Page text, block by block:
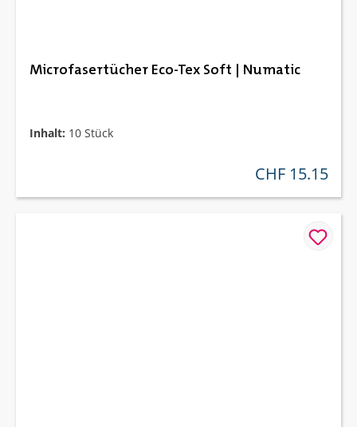
Microfasertücher Eco-Tex Soft | Numatic
Inhalt: 10 Stück
regulärer preis:
CHF 15.15